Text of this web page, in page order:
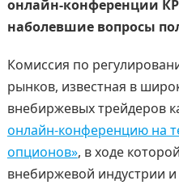
онлайн-конференции
наболевшие вопросы
Комиссия по
рынков, известная в
внебиржевых трейдеров
онлайн-конференцию на
опционов», в ходе
внебиржевой индустрии